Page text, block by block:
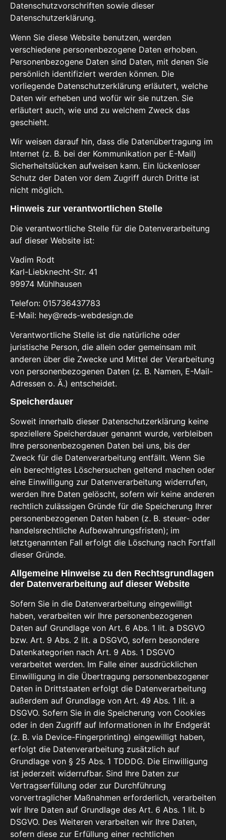
Datenschutzvorschriften sowie dieser
Datenschutzerklärung.
Wenn Sie diese Website benutzen, werden
verschiedene personenbezogene Daten erhoben.
Personenbezogene Daten sind Daten, mit denen Sie
persönlich identifiziert werden können. Die
vorliegende Datenschutzerklärung erläutert, welche
Daten wir erheben und wofür wir sie nutzen. Sie
erläutert auch, wie und zu welchem Zweck das
geschieht.
Wir weisen darauf hin, dass die Datenübertragung im
Internet (z. B. bei der Kommunikation per E-Mail)
Sicherheitslücken aufweisen kann. Ein lückenloser
Schutz der Daten vor dem Zugriff durch Dritte ist
nicht möglich.
Hinweis zur verantwortlichen Stelle
Die verantwortliche Stelle für die Datenverarbeitung
auf dieser Website ist:
Vadim Rodt
Karl-Liebknecht-Str. 41
99974 Mühlhausen
Telefon: 015736437783
E-Mail: hey@reds-webdesign.de
Verantwortliche Stelle ist die natürliche oder
juristische Person, die allein oder gemeinsam mit
anderen über die Zwecke und Mittel der Verarbeitung
von personenbezogenen Daten (z. B. Namen, E-Mail-
Adressen o. Ä.) entscheidet.
Speicherdauer
Soweit innerhalb dieser Datenschutzerklärung keine
speziellere Speicherdauer genannt wurde, verbleiben
Ihre personenbezogenen Daten bei uns, bis der
Zweck für die Datenverarbeitung entfällt. Wenn Sie
ein berechtigtes Löschersuchen geltend machen oder
eine Einwilligung zur Datenverarbeitung widerrufen,
werden Ihre Daten gelöscht, sofern wir keine anderen
rechtlich zulässigen Gründe für die Speicherung Ihrer
personenbezogenen Daten haben (z. B. steuer- oder
handelsrechtliche Aufbewahrungsfristen); im
letztgenannten Fall erfolgt die Löschung nach Fortfall
dieser Gründe.
Allgemeine Hinweise zu den Rechtsgrundlagen
der Datenverarbeitung auf dieser Website
Sofern Sie in die Datenverarbeitung eingewilligt
haben, verarbeiten wir Ihre personenbezogenen
Daten auf Grundlage von Art. 6 Abs. 1 lit. a DSGVO
bzw. Art. 9 Abs. 2 lit. a DSGVO, sofern besondere
Datenkategorien nach Art. 9 Abs. 1 DSGVO
verarbeitet werden. Im Falle einer ausdrücklichen
Einwilligung in die Übertragung personenbezogener
Daten in Drittstaaten erfolgt die Datenverarbeitung
außerdem auf Grundlage von Art. 49 Abs. 1 lit. a
DSGVO. Sofern Sie in die Speicherung von Cookies
oder in den Zugriff auf Informationen in Ihr Endgerät
(z. B. via Device-Fingerprinting) eingewilligt haben,
erfolgt die Datenverarbeitung zusätzlich auf
Grundlage von § 25 Abs. 1 TDDDG. Die Einwilligung
ist jederzeit widerrufbar. Sind Ihre Daten zur
Vertragserfüllung oder zur Durchführung
vorvertraglicher Maßnahmen erforderlich, verarbeiten
wir Ihre Daten auf Grundlage des Art. 6 Abs. 1 lit. b
DSGVO. Des Weiteren verarbeiten wir Ihre Daten,
sofern diese zur Erfüllung einer rechtlichen